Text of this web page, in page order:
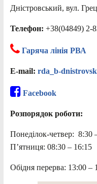
Дністровський, вул.
Телефон: +38(04849) 2-
Гаряча лінія РВА
E-mail: rda_b-
Facebook
Розпорядок роботи:
Понеділок-четвер: 8:30
П’ятниця: 08:30 – 16:15
Обідня перерва: 13:00 –